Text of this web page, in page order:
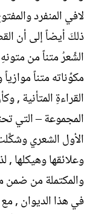
لافي المنفرد
ذلكَ أيضاً إلى أن
الشِّعرُ متناً من
مكوِّناته متناً
القراءةِ المتأنية
المجموعة – التي
الأول الشعري
وعلائقها وهيكلها ,
والمكتملة من
في هذا الديوان ,